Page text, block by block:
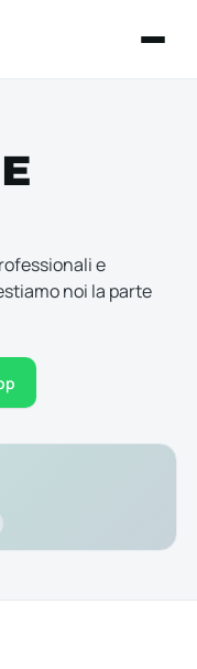
e
noi la parte